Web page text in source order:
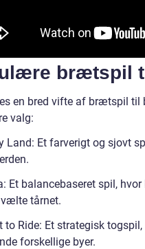
brætspil
en bred vifte af brætspil til
valg:
Land: Et farverigt og sjovt
Et balancebaseret spil,
tårnet.
to Ride: Et strategisk
forskellige byer.